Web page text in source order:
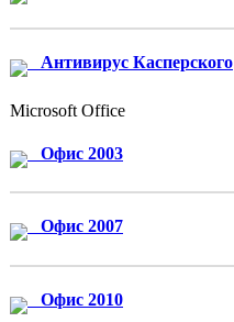
Антивирус Касперского
Microsoft Office
Офис 2003
Офис 2007
Офис 2010